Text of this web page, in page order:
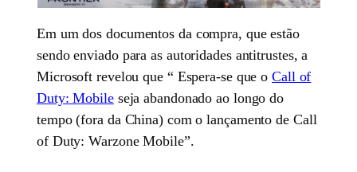
Em um dos documentos da compra, que estão
sendo enviado para as autoridades antitrustes, a
Microsoft revelou que “ Espera-se que oCall of
Duty: Mobileseja abandonado ao longo do
tempo (fora da China) com o lançamento de Call
of Duty: Warzone Mobile”.